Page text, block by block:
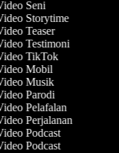
Seni
Storytime
Teaser
Testimoni
TikTok
Mobil
Musik
Parodi
Pelafalan
Perjalanan
Podcast
Podcast